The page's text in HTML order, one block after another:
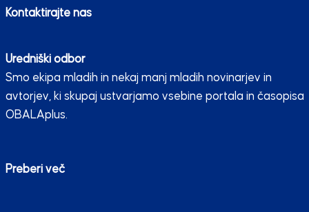
Kontaktirajte nas
Uredniški odbor
Smo ekipa mladih in nekaj manj mladih novinarjev in
avtorjev, ki skupaj ustvarjamo vsebine portala in časopisa
OBALAplus.
Preberi več